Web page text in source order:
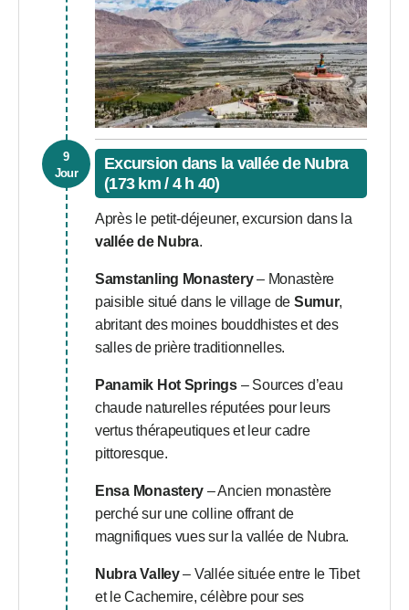
9
Jour
Excursion dans la vallée de Nubra
(173 km / 4 h 40)
Après le petit-déjeuner, excursion dans la
vallée de Nubra.
Samstanling Monastery– Monastère
paisible situé dans le village de Sumur,
abritant des moines bouddhistes et des
salles de prière traditionnelles.
Panamik Hot Springs– Sources d’eau
chaude naturelles réputées pour leurs
vertus thérapeutiques et leur cadre
pittoresque.
Ensa Monastery – Ancien monastère
perché sur une colline offrant de
magnifiques vues sur la vallée de Nubra.
Nubra Valley– Vallée située entre le Tibet
et le Cachemire, célèbre pour ses